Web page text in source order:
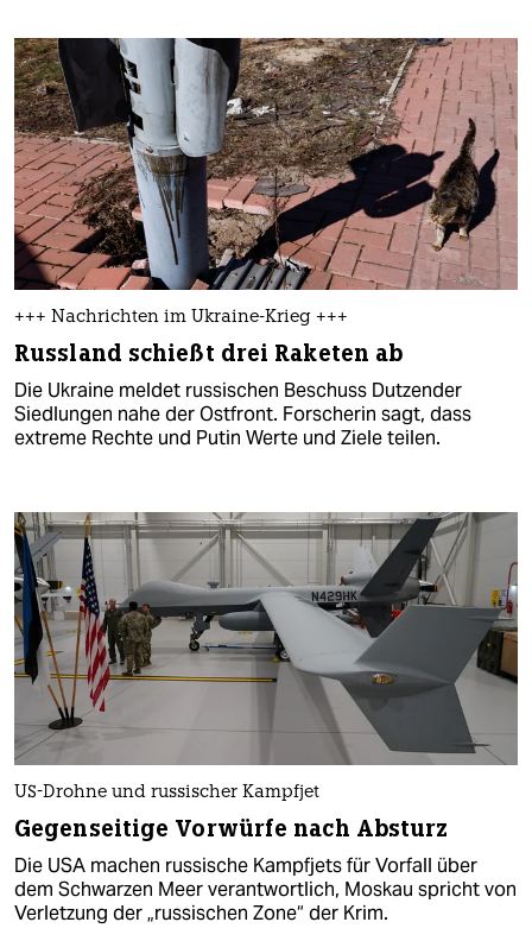
+++ Nachrichten im Ukraine-Krieg +++
Russland schießt drei Raketen ab
Die Ukraine meldet russischen Beschuss Dutzender
Siedlungen nahe der Ostfront. Forscherin sagt, dass
extreme Rechte und Putin Werte und Ziele teilen.
US-Drohne und russischer Kampfjet
Gegenseitige Vorwürfe nach Absturz
Die USA machen russische Kampfjets für Vorfall über
dem Schwarzen Meer verantwortlich, Moskau spricht von
Verletzung der „russischen Zone“ der Krim.